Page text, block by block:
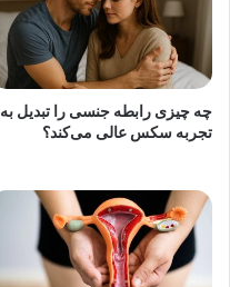
چه چیزی رابطه جنسی را تبدیل به
تجربه سکس عالی می‌کند؟